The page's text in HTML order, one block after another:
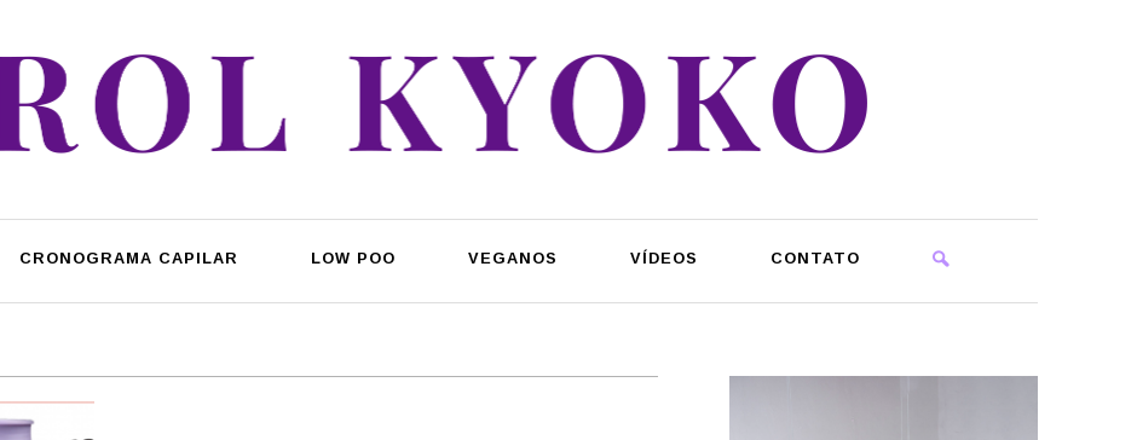
CRONOGRAMA CAPILAR LOW POO VEGANOS VÍDEOS CONTATO